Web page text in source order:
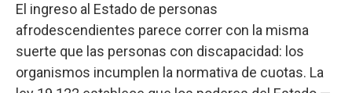
El ingreso al Estado de personas
afrodescendientes parece correr con la misma
suerte que las personas con discapacidad: los
organismos incumplen la normativa de cuotas. La